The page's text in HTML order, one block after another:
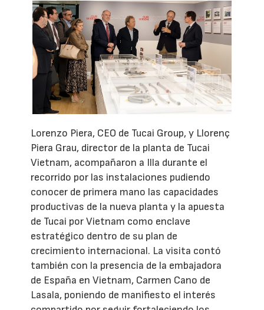
Lorenzo Piera, CEO de Tucai Group, y Llorenç
Piera Grau, director de la planta de Tucai
Vietnam, acompañaron a Illa durante el
recorrido por las instalaciones pudiendo
conocer de primera mano las capacidades
productivas de la nueva planta y la apuesta
de Tucai por Vietnam como enclave
estratégico dentro de su plan de
crecimiento internacional. La visita contó
también con la presencia de la embajadora
de España en Vietnam, Carmen Cano de
Lasala, poniendo de manifiesto el interés